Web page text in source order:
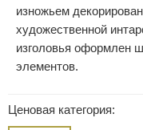
изножьем
художественной
изголовья оформлен
элементов.
Ценовая категория: